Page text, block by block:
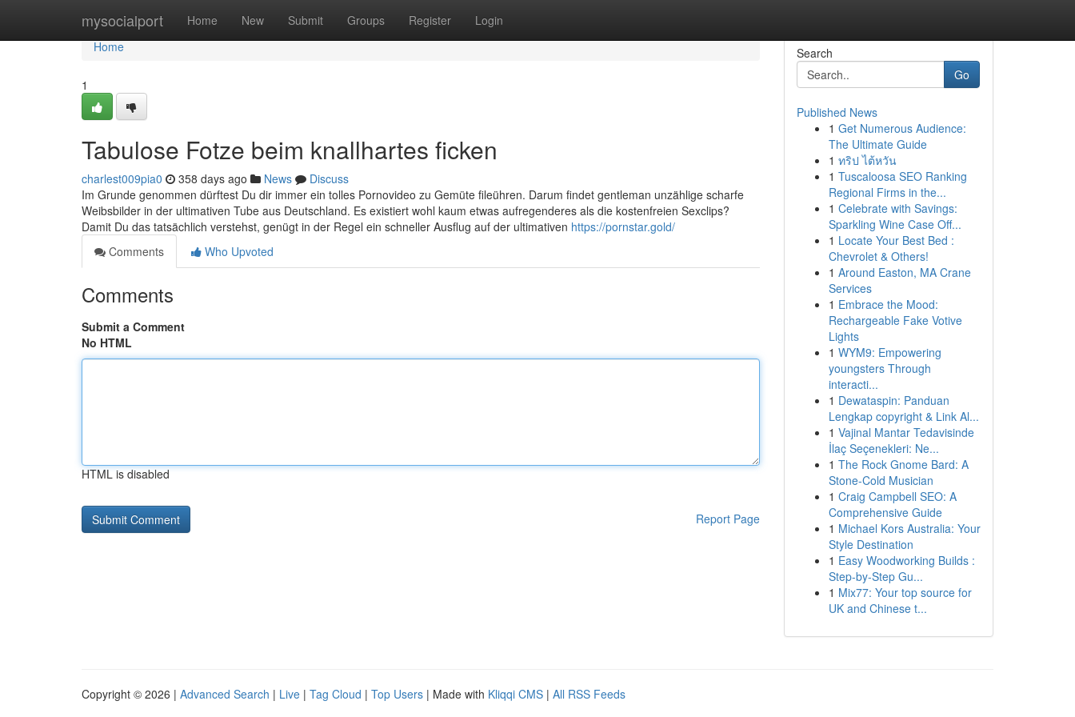
mysocialport Home New Submit Groups Register Login
Home
Home
1
Tabulose Fotze beim knallhartes ficken
charlest009pia0 358 days ago News
Discuss
Im Grunde genommen dürftest Du dir immer ein tolles Pornovideo zu Gemüte fileühren. Darum findet gentleman unzählige scharfe
Weibsbilder in der ultimativen Tube aus Deutschland. Es existiert wohl kaum etwas aufregenderes als die kostenfreien Sexclips?
Damit Du das tatsächlich verstehst, genügt in der Regel ein schneller Ausflug auf der ultimativen https://pornstar.gold/
Comments
Who Upvoted
Comments
Submit a Comment
No HTML
HTML is disabled
Report Page
Search
Go
Published News
1 Get Numerous Audience:
The Ultimate Guide
1 ทริป ไต้หวัน
1 Tuscaloosa SEO Ranking
Regional Firms in the...
1 Celebrate with Savings:
Sparkling Wine Case Off...
1 Locate Your Best Bed :
Chevrolet & Others!
1 Around Easton, MA Crane
Services
1 Embrace the Mood:
Rechargeable Fake Votive
Lights
1 WYM9: Empowering
youngsters Through
interacti...
1 Dewataspin: Panduan
Lengkap copyright & Link Al...
1 Vajinal Mantar Tedavisinde
İlaç Seçenekleri: Ne...
1 The Rock Gnome Bard: A
Stone-Cold Musician
1 Craig Campbell SEO: A
Comprehensive Guide
1 Michael Kors Australia: Your
Style Destination
1 Easy Woodworking Builds :
Step-by-Step Gu...
1 Mix77: Your top source for
UK and Chinese t...
Copyright © 2026 | Advanced Search | Live | Tag Cloud | Top Users | Made with Kliqqi CMS | All RSS Feeds